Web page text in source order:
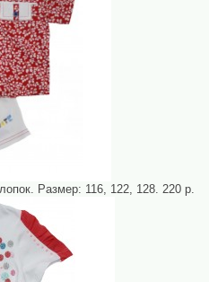
Размер: 116, 122, 128. 220 р.